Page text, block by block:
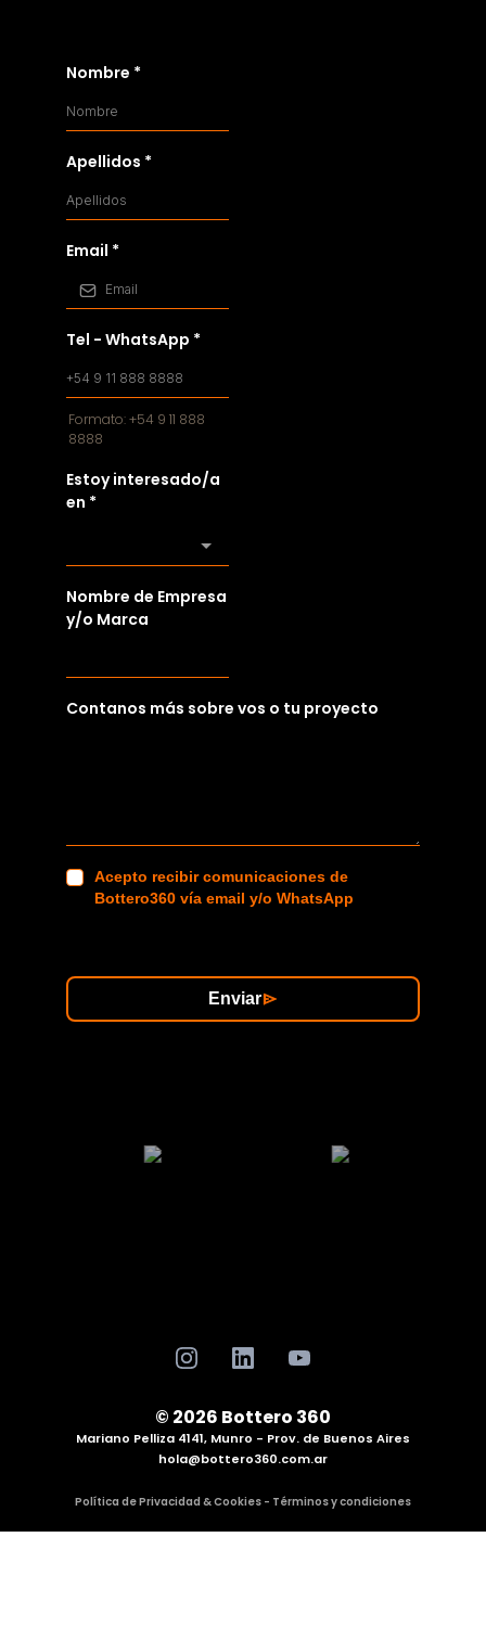
Nombre *
Apellidos *
Email *
Tel - WhatsApp *
Formato: +54 9 11 888
8888
Estoy interesado/a
en *
Nombre de Empresa
y/o Marca
Contanos más sobre vos o tu proyecto
Acepto recibir comunicaciones de
Bottero360 vía email y/o WhatsApp
Enviar
© 2026 Bottero 360
Mariano Pelliza 4141, Munro - Prov. de Buenos Aires
hola@bottero360.com.ar
Política de Privacidad & Cookies - Términos y condiciones